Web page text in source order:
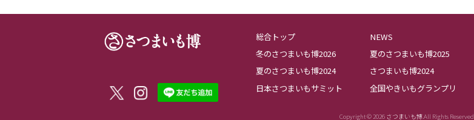
総合トップ NEWS
冬のさつまいも博2026
夏のさつまいも博2025
夏のさつまいも博2024
さつまいも博2024
日本さつまいもサミット
全国やきいもグランプリ
Copyright © 2026 さつまいも博.All Rights Reserved.